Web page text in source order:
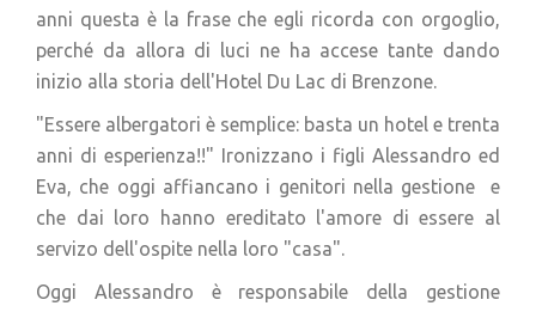
anni questa è la frase che egli ricorda con orgoglio,
perché da allora di luci ne ha accese tante dando
inizio alla storia dell'Hotel Du Lac di Brenzone.
"Essere albergatori è semplice: basta un hotel e trenta
anni di esperienza!!" Ironizzano i figli Alessandro ed
Eva, che oggi affiancano i genitori nella gestione e
che dai loro hanno ereditato l'amore di essere al
servizo dell'ospite nella loro "casa".
Oggi Alessandro è responsabile della gestione